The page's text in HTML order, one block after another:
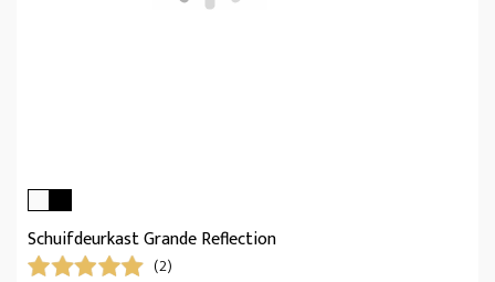
Schuifdeurkast Grande Reflection
(2)